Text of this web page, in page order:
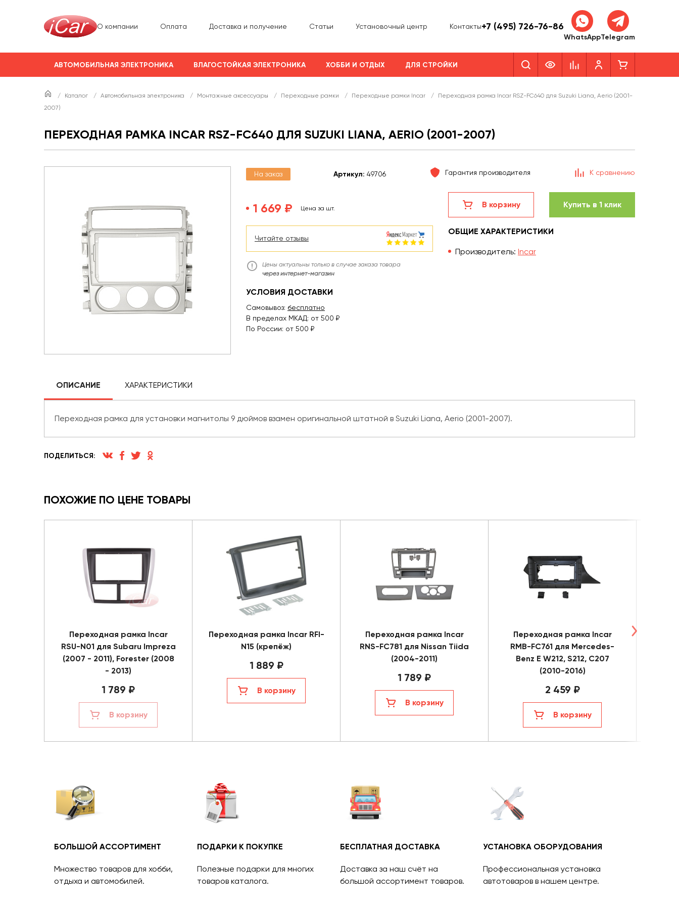
О компании Оплата Доставка и получение Статьи Установочный центр Контакты+7 (495) 726-76-86
WhatsAppTelegram
АВТОМОБИЛЬНАЯ ЭЛЕКТРОНИКА ВЛАГОСТОЙКАЯ ЭЛЕКТРОНИКА ХОББИ И ОТДЫХ ДЛЯ СТРОЙКИ
/ Каталог / Автомобильная электроника / Монтажные аксессуары / Переходные рамки / Переходные рамки Incar /
Переходная рамка Incar RSZ-FC640 для Suzuki Liana, Aerio (2001-
2007)
ПЕРЕХОДНАЯ РАМКА INCAR RSZ-FC640 ДЛЯ SUZUKI LIANA, AERIO (2001-2007)
На заказ Артикул: 49706 Гарантия производителя К сравнению
1 669 ₽ Цена за шт.
Читайте отзывы
Цены актуальны только в случае заказа товара
через интернет-магазин
УСЛОВИЯ ДОСТАВКИ
Самовывоз: бесплатно
В пределах МКАД: от 500 ₽
По России: от 500 ₽
В корзину Купить в 1 клик
ОБЩИЕ ХАРАКТЕРИСТИКИ
Производитель: Incar
ОПИСАНИЕ ХАРАКТЕРИСТИКИ
Переходная рамка для установки магнитолы 9 дюймов взамен оригинальной штатной в Suzuki Liana, Aerio (2001-2007).
ПОДЕЛИТЬСЯ:
ПОХОЖИЕ ПО ЦЕНЕ ТОВАРЫ
Переходная рамка Incar
RSU-N01 для Subaru Impreza
(2007 - 2011), Forester (2008
- 2013)
1 789 ₽
В корзину
Переходная рамка Incar RFI-
N15 (крепёж)
1 889 ₽
В корзину
Переходная рамка Incar
RNS-FC781 для Nissan Tiida
(2004-2011)
1 789 ₽
В корзину
Переходная рамка Incar
RMB-FC761 для Mercedes-
Benz E W212, S212, C207
(2010-2016)
2 459 ₽
В корзину
БОЛЬШОЙ АССОРТИМЕНТ
Множество товаров для хобби,
отдыха и автомобилей.
ПОДАРКИ К ПОКУПКЕ
Полезные подарки для многих
товаров каталога.
БЕСПЛАТНАЯ ДОСТАВКА
Доставка за наш счёт на
большой ассортимент товаров.
УСТАНОВКА ОБОРУДОВАНИЯ
Профессиональная установка
автотоваров в нашем центре.